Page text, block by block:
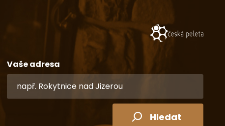
Vaše adresa
Hledat